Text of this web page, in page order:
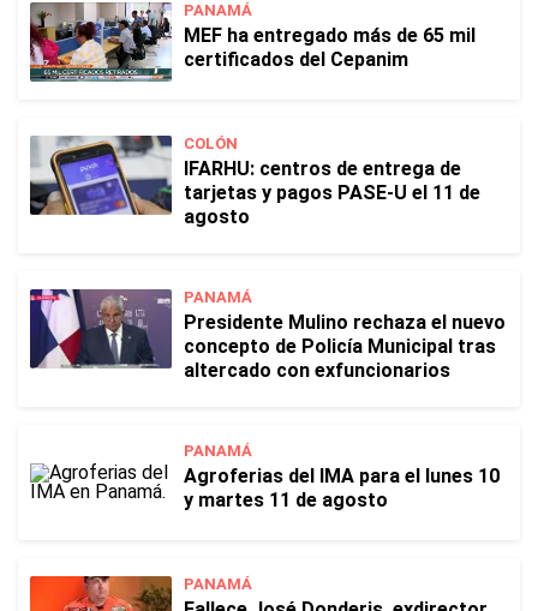
PANAMÁ
MEF ha entregado más de 65 mil
certificados del Cepanim
COLÓN
IFARHU: centros de entrega de
tarjetas y pagos PASE-U el 11 de
agosto
PANAMÁ
Presidente Mulino rechaza el nuevo
concepto de Policía Municipal tras
altercado con exfuncionarios
PANAMÁ
Agroferias del IMA para el lunes 10
y martes 11 de agosto
PANAMÁ